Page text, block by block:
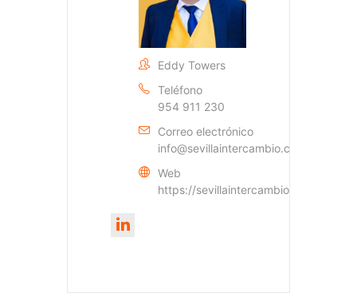
Eddy Towers
Teléfono
954 911 230
Correo electrónico
info@sevillaintercambio.com
Web
https://sevillaintercambio.com